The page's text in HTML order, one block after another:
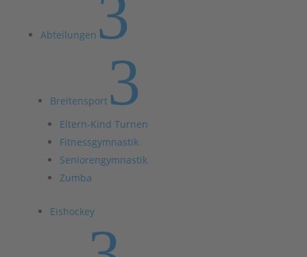
Abteilungen 3
Breitensport3
Eltern-Kind Turnen
Fitnessgymnastik
Seniorengymnastik
Zumba
Eishockey